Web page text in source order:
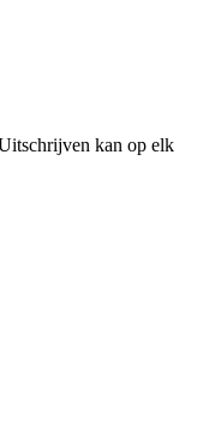
kan op elk